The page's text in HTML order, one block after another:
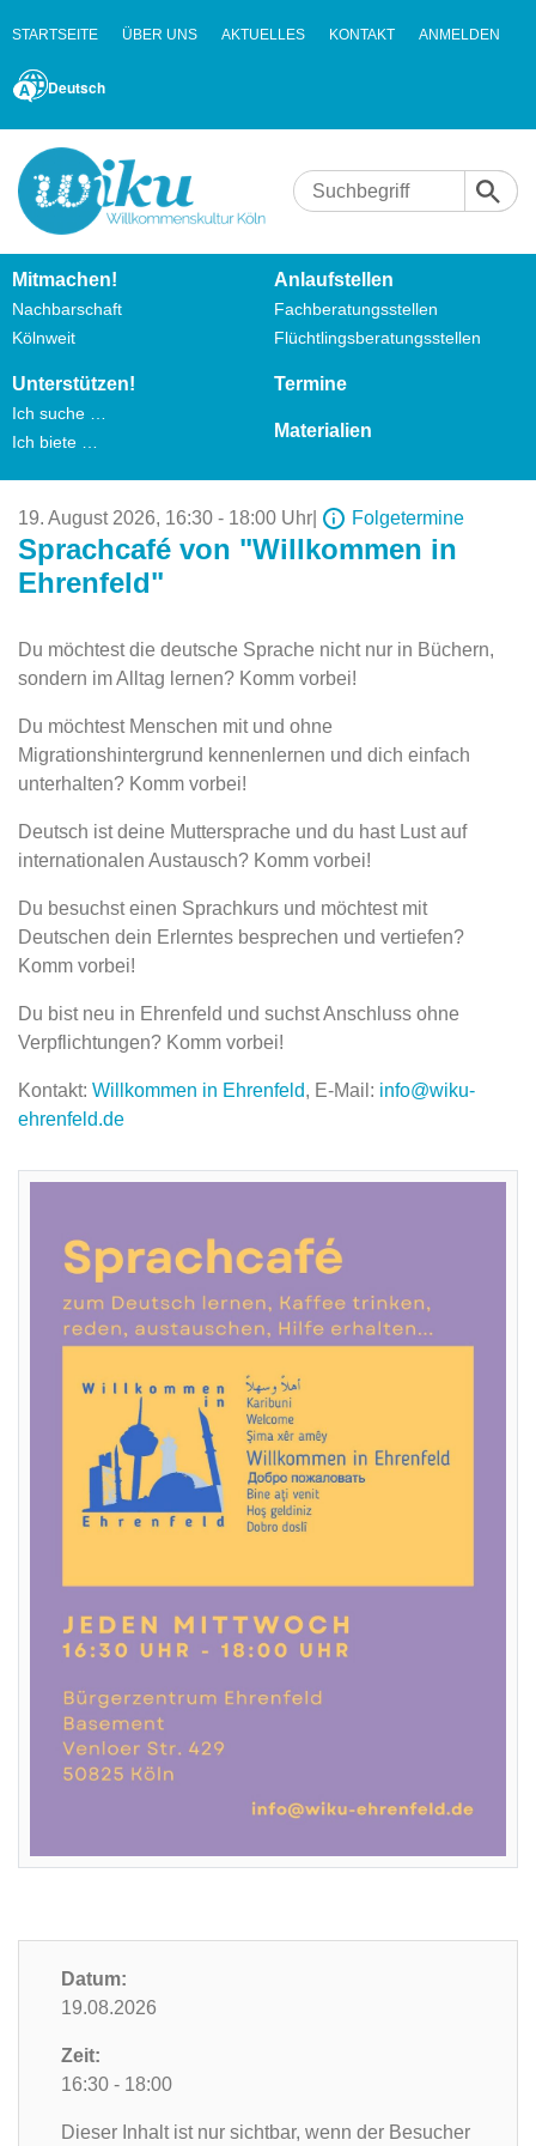
STARTSEITE ÜBER UNS AKTUELLES KONTAKT ANMELDEN
Deutsch
Mitmachen!
Nachbarschaft
Kölnweit
Anlaufstellen
Fachberatungsstellen
Flüchtlingsberatungsstellen
Unterstützen!
Ich suche …
Ich biete …
Termine
Materialien
19. August 2026, 16:30 - 18:00 Uhr Folgetermine
Sprachcafé von "Willkommen in
Ehrenfeld"
Du möchtest die deutsche Sprache nicht nur in Büchern,
sondern im Alltag lernen? Komm vorbei!
Du möchtest Menschen mit und ohne
Migrationshintergrund kennenlernen und dich einfach
unterhalten? Komm vorbei!
Deutsch ist deine Muttersprache und du hast Lust auf
internationalen Austausch? Komm vorbei!
Du besuchst einen Sprachkurs und möchtest mit
Deutschen dein Erlerntes besprechen und vertiefen?
Komm vorbei!
Du bist neu in Ehrenfeld und suchst Anschluss ohne
Verpflichtungen? Komm vorbei!
Kontakt: Willkommen in Ehrenfeld, E-Mail: info@wiku-
ehrenfeld.de
Datum:
19.08.2026
Zeit:
16:30 - 18:00
Dieser Inhalt ist nur sichtbar, wenn der Besucher